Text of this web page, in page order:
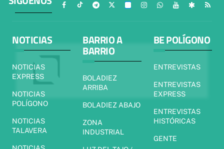
NOTICIAS
NOTICIAS
EXPRESS
NOTICIAS
POLÍGONO
NOTICIAS
TALAVERA
BARRIO A
BARRIO
BOLADIEZ
ARRIBA
BOLADIEZ ABAJO
ZONA
INDUSTRIAL
BE POLÍGONO
ENTREVISTAS
ENTREVISTAS
EXPRESS
ENTREVISTAS
HISTÓRICAS
GENTE